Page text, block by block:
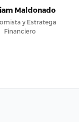
Maldonado
y Estratega
Financiero